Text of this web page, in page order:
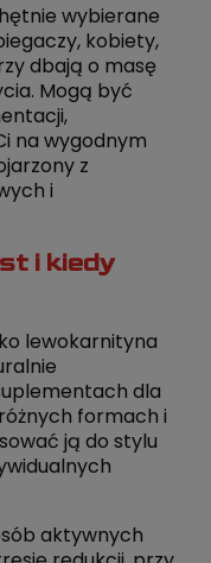
wybierane
kobiety,
dbają o masę
Mogą być
na wygodnym
z
i
i kiedy
lewokarnityna
dla
formach i
ją do stylu
aktywnych